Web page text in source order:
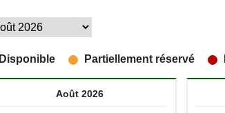
Disponible Partiellement réservé
Août 2026